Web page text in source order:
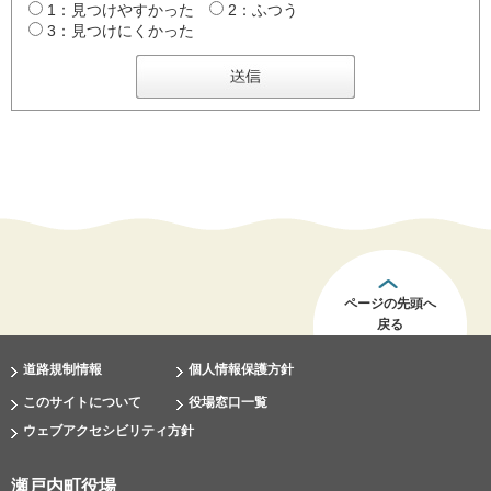
1：見つけやすかった
2：ふつう
3：見つけにくかった
ページの先頭へ
戻る
道路規制情報 個人情報保護方針
このサイトについて
役場窓口一覧
ウェブアクセシビリティ方針
瀬戸内町役場